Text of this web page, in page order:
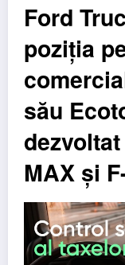
Ford
poziția
său
MAX și